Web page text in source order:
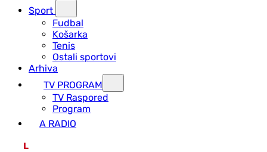
Sport
Fudbal
Košarka
Tenis
Ostali sportovi
Arhiva
TV PROGRAM
ТV Raspored
Program
A RADIO
L